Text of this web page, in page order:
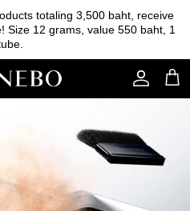
totaling 3,500 baht, receive
Size 12 grams, value 550 baht, 1